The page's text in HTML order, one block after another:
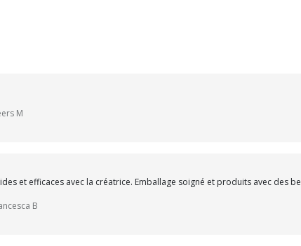
M
et efficaces avec la créatrice. Emballage soigné et produits avec des
B